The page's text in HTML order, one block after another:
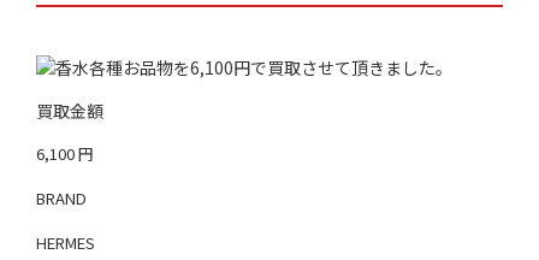
買取金額
6,100円
BRAND
HERMES